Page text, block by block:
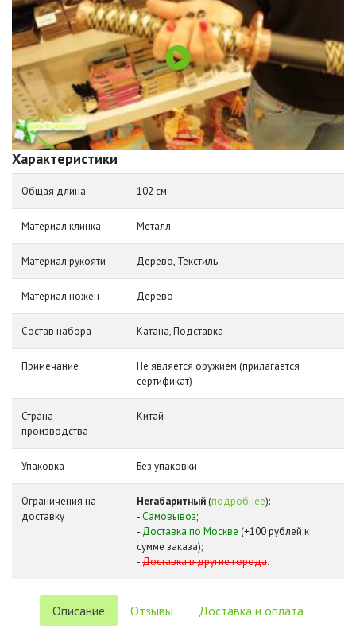
Характеристики
Общая длина 102 см
Материал клинка Металл
Материал рукояти Дерево, Текстиль
Материал ножен Дерево
Состав набора Катана, Подставка
Примечание
Не является оружием (прилагается
сертификат)
Страна
производства
Китай
Упаковка Без упаковки
Ограничения на
доставку
Негабаритный (подробнее):
- Самовывоз;
- Доставка по Москве (+100 рублей к
сумме заказа);
-Доставка в другие города.
Описание Отзывы Доставка и оплата